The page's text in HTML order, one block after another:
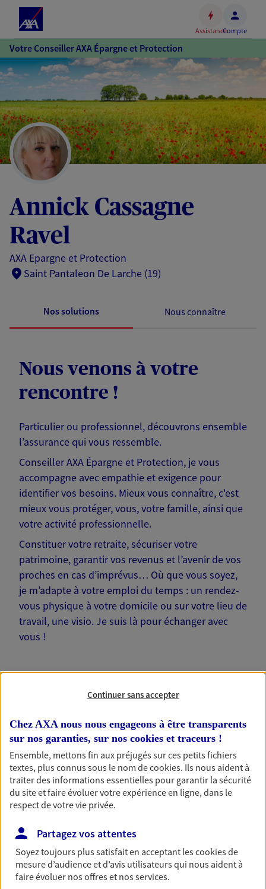
Accéder
au
contenu
principal
Accéder
au
pied
de
page
AssistanceCompte
Votre Conseiller AXA Épargne et Protection
Annick Cassagne
Ravel
AXA Epargne et Protection
Saint Pantaleon De Larche (19)
Nos solutions Nous connaître
Nous venons à votre
rencontre !
Particulier ou professionnel, découvrons ensemble
l’assurance qui vous ressemble.
Conseiller AXA Épargne et Protection, je vous
accompagne avec empathie et exigence pour
identifier vos besoins. Mieux vous connaître, c'est
mieux vous protéger, vous, votre famille, ainsi que
votre activité professionnelle.
Constituer votre retraite, sécuriser votre
patrimoine, garantir vos revenus et l’avenir de vos
proches en cas d’imprévus… Où que vous soyez,
je m’adapte à votre emploi du temps : un rendez-
vous physique à votre domicile ou sur votre lieu de
travail, une visio. Je suis là pour échanger avec
vous !
Épargne
Réalisez vos projets grâce à votre épargne : achat
immobilier, études des enfants ou voyage autour
du monde… Épargnez à votre rythme et
Découvrir les offres Épargne
Retraite
Continuer sans accepter
Chez AXA nous nous engageons à être transparents
sur nos garanties, sur nos cookies et traceurs !
Ensemble, mettons fin aux préjugés sur ces petits fichiers
textes, plus connus sous le nom decookies. Ils nous aident à
traiter des informations essentielles pour garantir la sécurité
du site et faire évoluer votre expérience en ligne, dans le
respect de votre vie privée.
Partagez vos attentes
Soyez toujours plus satisfait en acceptant lescookiesde
mesure d’audience et d’avis utilisateurs qui nous aident à
faire évoluer nos offres et nos services.